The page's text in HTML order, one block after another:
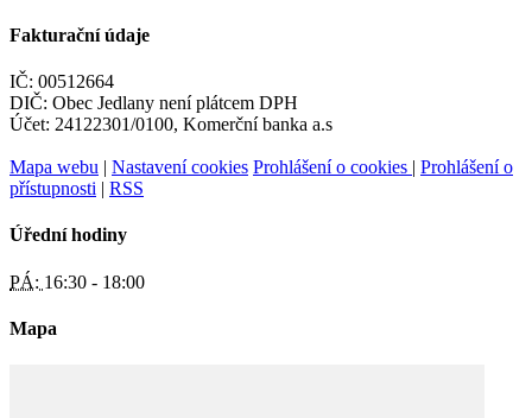
Fakturační údaje
IČ: 00512664
DIČ: Obec Jedlany není plátcem DPH
Účet: 24122301/0100, Komerční banka a.s
Mapa webu | Nastavení cookies Prohlášení o cookies | Prohlášení o
přístupnosti | RSS
Úřední hodiny
PÁ: 16:30 - 18:00
Mapa